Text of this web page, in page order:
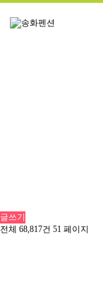
글쓰기
전체 68,817건 51 페이지